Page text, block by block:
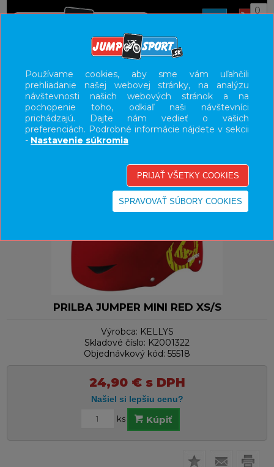
0
UŽÍVATEĽSKÝ PANEL
KATEGÓRIE
HLAVNÉ MENU
PRILBA JUMPER MINI RED XS/S
Výrobca: KELLYS
Skladové číslo: K2001322
Objednávkový kód: 55518
24,90 €s DPH
ks Kúpiť
Používame cookies, aby sme vám uľahčili
prehliadanie našej webovej stránky, na analýzu
návštevnosti našich webových stránok a na
pochopenie toho, odkiaľ naši návštevníci
prichádzajú. Dajte nám vedieť o vašich
preferenciách. Podrobné informácie nájdete v sekcii
- Nastavenie súkromia